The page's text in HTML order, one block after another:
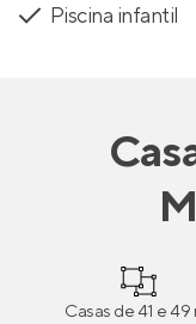
Piscina infantil
Casas de 41 e 49